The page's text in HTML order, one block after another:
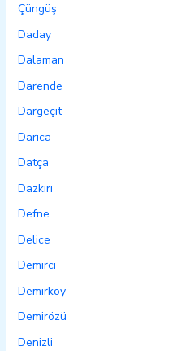
Çüngüş
Daday
Dalaman
Darende
Dargeçit
Darıca
Datça
Dazkırı
Defne
Delice
Demirci
Demirköy
Demirözü
Denizli